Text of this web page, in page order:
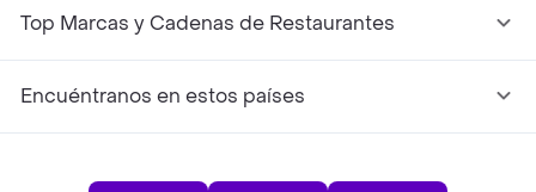
Top Marcas y Cadenas de Restaurantes
Encuéntranos en estos países